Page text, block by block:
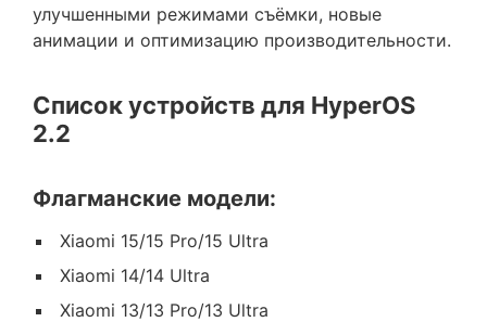
улучшенными режимами съёмки, новые
анимации и оптимизацию производительности.
Список устройств для HyperOS
2.2
Флагманские модели:
Xiaomi 15/15 Pro/15 Ultra
Xiaomi 14/14 Ultra
Xiaomi 13/13 Pro/13 Ultra